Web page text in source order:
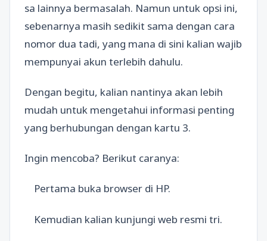
sa lainnya bermasalah. Namun untuk opsi ini,
sebenarnya masih sedikit sama dengan cara
nomor dua tadi, yang mana di sini kalian wajib
mempunyai akun terlebih dahulu.
Dengan begitu, kalian nantinya akan lebih
mudah untuk mengetahui informasi penting
yang berhubungan dengan kartu 3.
Ingin mencoba? Berikut caranya:
Pertama buka browser di HP.
Kemudian kalian kunjungi web resmi tri.